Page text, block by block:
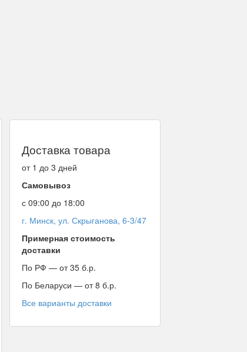
Доставка товара
от 1 до 3 дней
Самовывоз
с 09:00 до 18:00
г. Минск, ул. Скрыганова, 6-3/47
Примерная стоимость
доставки
По РФ — от 35 б.р.
По Беларуси — от 8 б.р.
Все варианты доставки